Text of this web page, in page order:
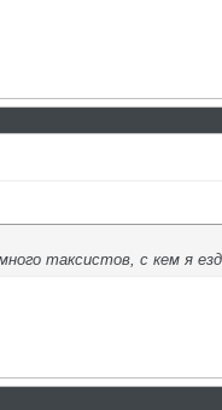
таксистов, с кем я